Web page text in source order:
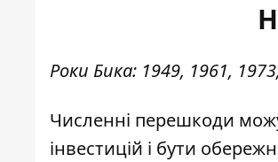
Роки Бика: 1949, 1961,
Численні перешкоди
інвестицій і бути